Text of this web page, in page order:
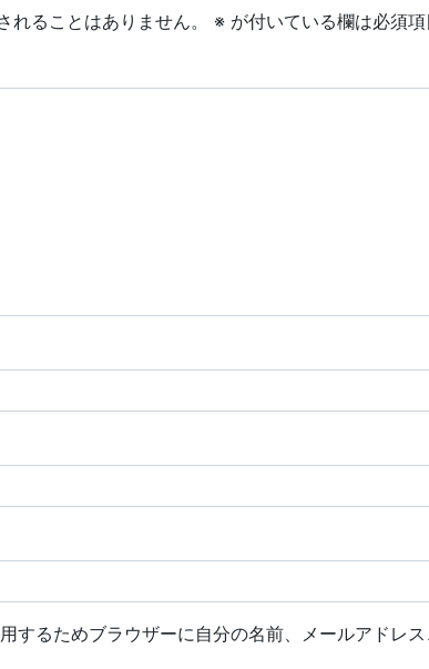
れることはありません。 ※ が付いている欄は必須
するためブラウザーに自分の名前、メールアドレス